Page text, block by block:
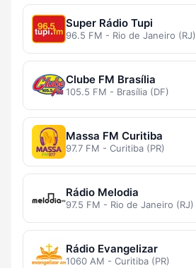
Super Rádio Tupi
96.5 FM - Rio de Janeiro (RJ)
Clube FM Brasília
105.5 FM - Brasília (DF)
Massa FM Curitiba
97.7 FM - Curitiba (PR)
Rádio Melodia
97.5 FM - Rio de Janeiro (RJ)
Rádio Evangelizar
1060 AM - Curitiba (PR)